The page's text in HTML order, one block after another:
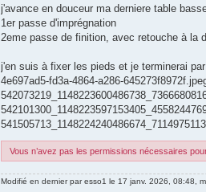
s
a
g
j'avance en douceur ma derniere table
1er passe d'imprégnation
2eme passe de finition, avec retouche à la
j'en suis à fixer les pieds et je terminerai
4e697ad5-fd3a-4864-a286-
Vous n’avez pas les permissions nécessaires
Modifié en dernier paresso1 le 17 janv. 2026, 08:48,